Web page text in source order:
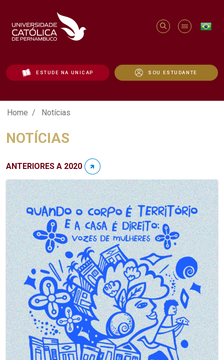
ESTUDE NA UNICAP SOU ESTUDANTE
Notícias - Unicap
Home Notícias
NOTÍCIAS
ANTERIORES A 2020